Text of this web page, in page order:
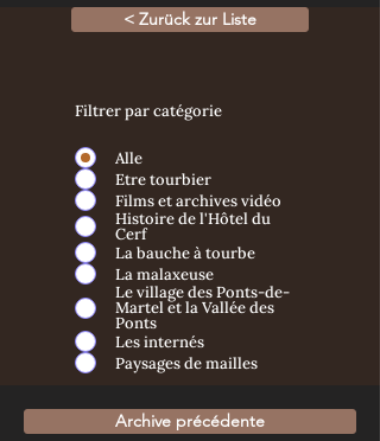
< Zurück zur Liste
Filtrer par catégorie
Alle
Etre tourbier
Films et archives vidéo
Histoire de l'Hôtel du
Cerf
La bauche à tourbe
La malaxeuse
Le village des Ponts-de-
Martel et la Vallée des
Ponts
Les internés
Paysages de mailles
Archive précédente